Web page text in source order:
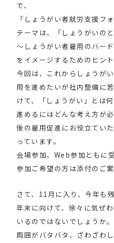
で、
「しょうがい者就労支援フ
テーマは、「しょうがいの
～しょうがい者雇用のハー
をイメージするためのヒン
今回は、これからしょうが
用を進めたいが社内整備に
けて、「しょうがい」とは
進めるにはどんな考え方が
後の雇用促進にお役立てい
っています。
会場参加、Web参加ともに
参加ご希望の方は添付のご
さて、11月に入り、今年も
年末に向けて、徐々に気ぜ
いるのではないでしょうか。
周囲がバタバタ、ざわざわ